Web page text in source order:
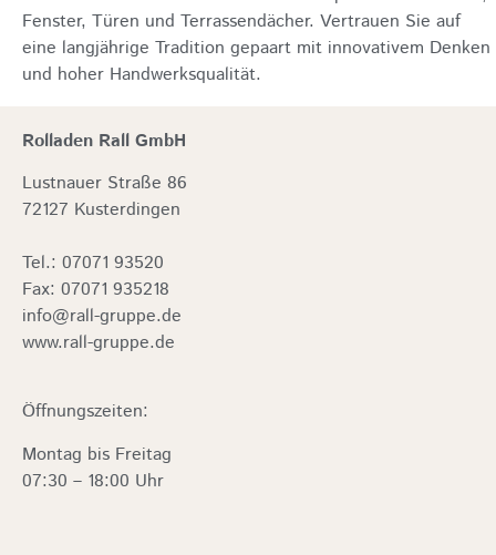
Fenster, Türen und Terrassendächer. Vertrauen Sie auf
eine langjährige Tradition gepaart mit innovativem Denken
und hoher Handwerksqualität.
Rolladen Rall GmbH
Lustnauer Straße 86
72127 Kusterdingen
Tel.: 07071 93520
Fax: 07071 935218
info@rall-gruppe.de
www.rall-gruppe.de
Öffnungszeiten:
Montag bis Freitag
07:30 – 18:00 Uhr